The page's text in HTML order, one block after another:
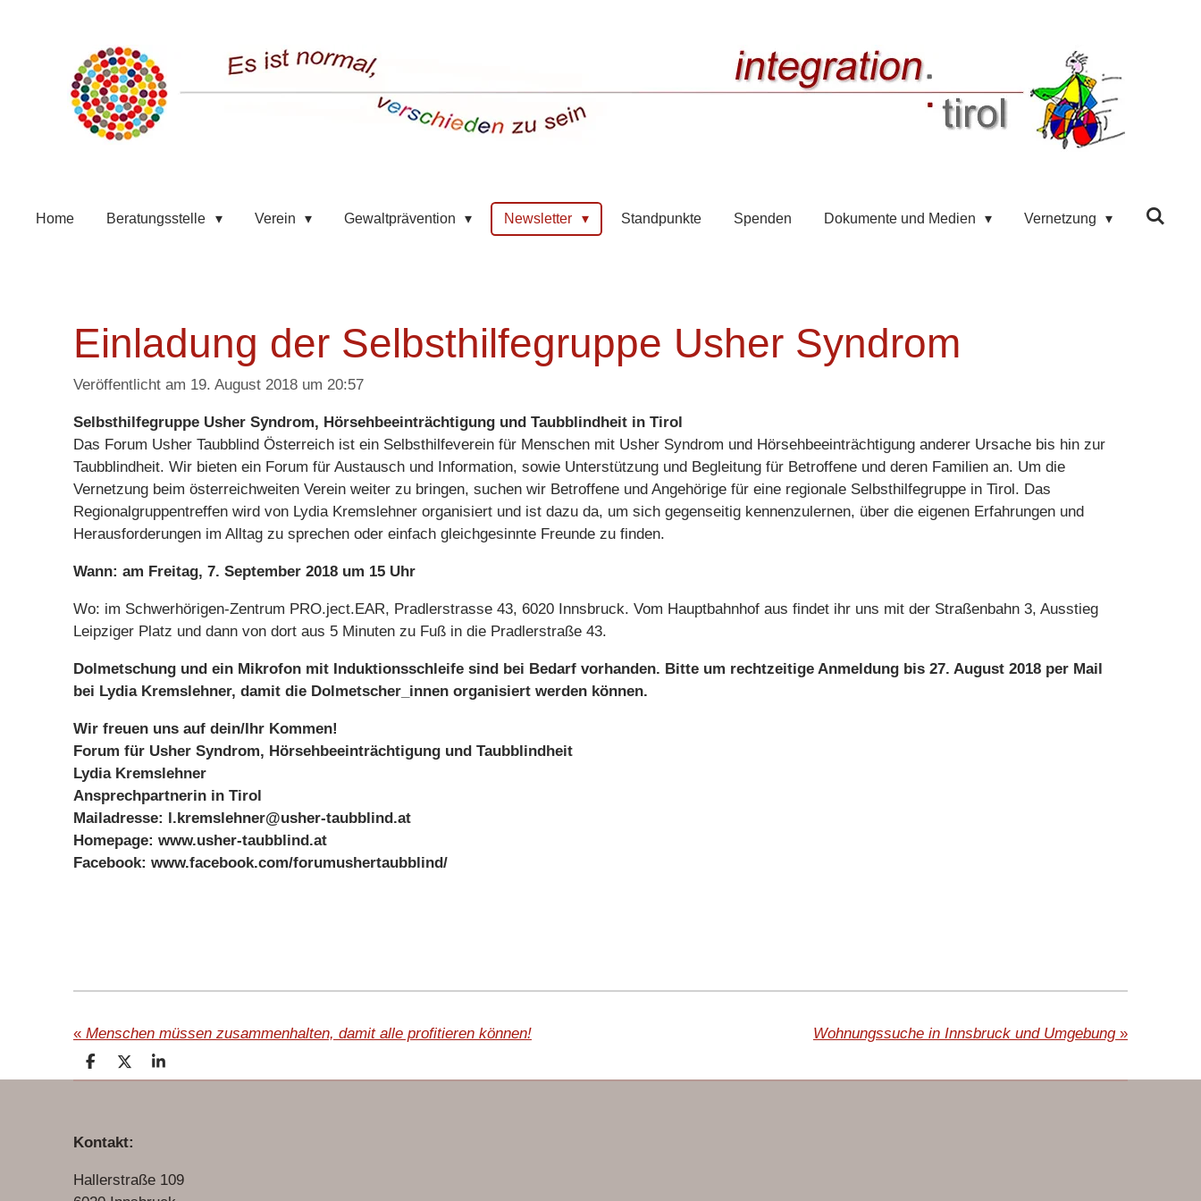
Home Beratungsstelle Verein Gewaltprävention Newsletter Standpunkte Spenden Dokumente und Medien Vernetzung
Einladung der Selbsthilfegruppe Usher Syndrom
Veröffentlicht am 19. August 2018 um 20:57
Selbsthilfegruppe Usher Syndrom, Hörsehbeeinträchtigung und Taubblindheit in Tirol
Das Forum Usher Taubblind Österreich ist ein Selbsthilfeverein für Menschen mit Usher Syndrom und Hörsehbeeinträchtigung anderer Ursache bis hin zur
Taubblindheit. Wir bieten ein Forum für Austausch und Information, sowie Unterstützung und Begleitung für Betroffene und deren Familien an. Um die
Vernetzung beim österreichweiten Verein weiter zu bringen, suchen wir Betroffene und Angehörige für eine regionale Selbsthilfegruppe in Tirol. Das
Regionalgruppentreffen wird von Lydia Kremslehner organisiert und ist dazu da, um sich gegenseitig kennenzulernen, über die eigenen Erfahrungen und
Herausforderungen im Alltag zu sprechen oder einfach gleichgesinnte Freunde zu finden.
Wann: am Freitag, 7. September 2018 um 15 Uhr
Wo: im Schwerhörigen-Zentrum PRO.ject.EAR, Pradlerstrasse 43, 6020 Innsbruck. Vom Hauptbahnhof aus findet ihr uns mit der Straßenbahn 3, Ausstieg
Leipziger Platz und dann von dort aus 5 Minuten zu Fuß in die Pradlerstraße 43.
Dolmetschung und ein Mikrofon mit Induktionsschleife sind bei Bedarf vorhanden. Bitte um rechtzeitige Anmeldung bis 27. August 2018 per Mail
bei Lydia Kremslehner, damit die Dolmetscher_innen organisiert werden können.
Wir freuen uns auf dein/Ihr Kommen!
Forum für Usher Syndrom, Hörsehbeeinträchtigung und Taubblindheit
Lydia Kremslehner
Ansprechpartnerin in Tirol
Mailadresse: l.kremslehner@usher-taubblind.at
Homepage: www.usher-taubblind.at
Facebook: www.facebook.com/forumushertaubblind/
« Menschen müssen zusammenhalten, damit alle profitieren können! Wohnungssuche in Innsbruck und Umgebung »
T
e
n
T
e
n
T
e
Kontakt:
Hallerstraße 109